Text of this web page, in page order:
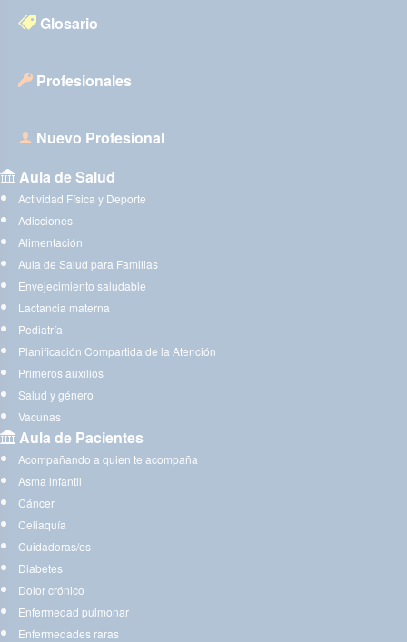
Glosario
Profesionales
Nuevo Profesional
Aula de Salud
Actividad Física y Deporte
Adicciones
Alimentación
Aula de Salud para Familias
Envejecimiento saludable
Lactancia materna
Pediatría
Planificación Compartida de la Atención
Primeros auxilios
Salud y género
Vacunas
Aula de Pacientes
Acompañando a quien te acompaña
Asma infantil
Cáncer
Celiaquía
Cuidadoras/es
Diabetes
Dolor crónico
Enfermedad pulmonar
Enfermedades raras